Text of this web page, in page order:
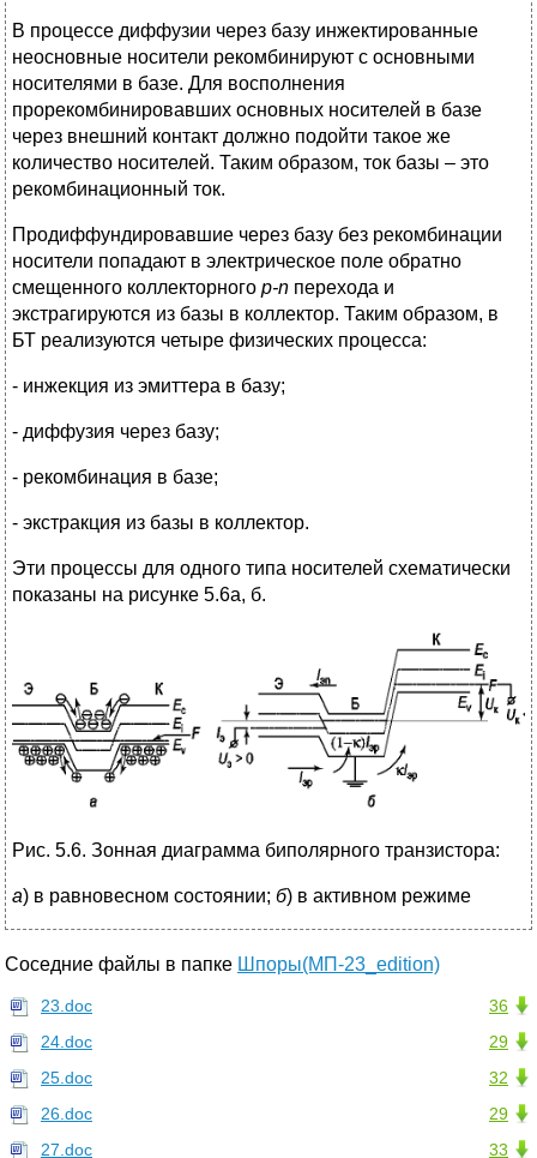
В процессе диффузии через базу инжектированные
неосновные носители рекомбинируют с основными
носителями в базе. Для восполнения
прорекомбинировавших основных носителей в базе
через внешний контакт должно подойти такое же
количество носителей. Таким образом, ток базы – это
рекомбинационный ток.
Продиффундировавшие через базу без рекомбинации
носители попадают в электрическое поле обратно
смещенного коллекторного p‑n перехода и
экстрагируются из базы в коллектор. Таким образом, в
БТ реализуются четыре физических процесса:
- инжекция из эмиттера в базу;
- диффузия через базу;
- рекомбинация в базе;
- экстракция из базы в коллектор.
Эти процессы для одного типа носителей схематически
показаны на рисунке 5.6а, б.
Рис. 5.6. Зонная диаграмма биполярного транзистора:
а) в равновесном состоянии; б) в активном режиме
Соседние файлы в папке Шпоры(МП-23_edition)
36
23.doc
29
24.doc
32
25.doc
29
26.doc
33
27.doc